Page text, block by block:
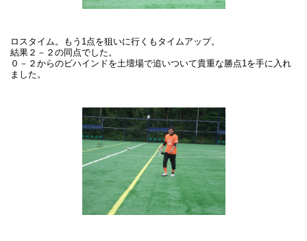
ロスタイム。もう1点を狙いに行くもタイムアップ。
結果２－２の同点でした。
０－２からのビハインドを土壇場で追いついて貴重な勝点1を手に入れ
ました。